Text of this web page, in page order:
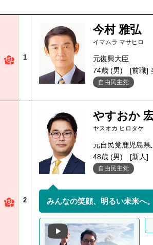
1
今村 雅弘
イマムラ マサヒロ
元復興大臣
74歳 (男)
[前職]
自由民主党
2
やすおか
ヤスオカ ヒロタケ
元自民党鹿児島
48歳 (男)
[新人]
自由民主党
みんなの笑顔、明るい未来へ